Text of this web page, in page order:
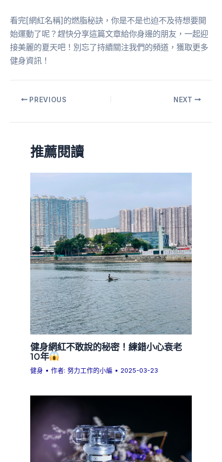
看完[網紅名稱]的燃脂秘訣，你是不是也迫不及待想要開
始運動了呢？趕快分享這篇文章給你身邊的朋友，一起迎
接美麗的夏天吧！別忘了持續關注我們的頻道，獲取更多
健身資訊！
PREVIOUS NEXT
推薦閱讀
健身網紅不敢說的秘密！練錯小心衰老
10年
健身 • 作者:努力工作的小編 • 2025-03-23